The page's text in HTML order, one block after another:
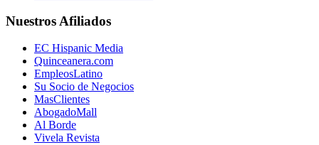
Nuestros Afiliados
EC Hispanic Media
Quinceanera.com
EmpleosLatino
Su Socio de Negocios
MasClientes
AbogadoMall
Al Borde
Vivela Revista